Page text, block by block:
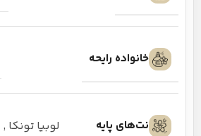
خانواده رایحه
نت‌های پایه لوبیا تونکا ,